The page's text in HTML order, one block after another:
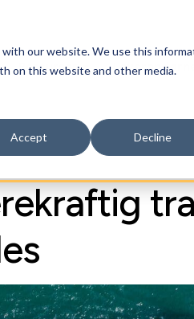
our website. We use this
on this website and other media.
Accept Decline
Ressurser